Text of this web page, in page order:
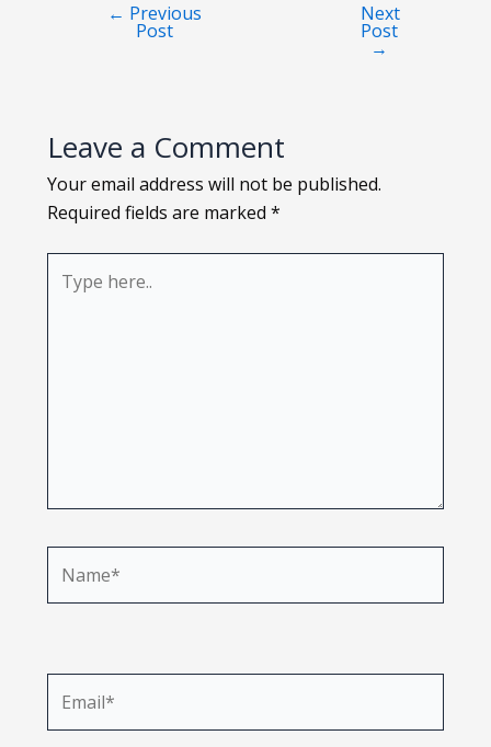
← Previous
Post
Next
Post
→
Leave a Comment
Your email address will not be published.
Required fields are marked *
here..